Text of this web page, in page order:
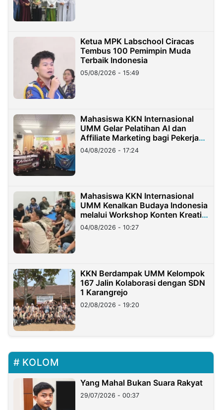
Ketua MPK Labschool Ciracas
Tembus 100 Pemimpin Muda
Terbaik Indonesia
05/08/2026 - 15:49
Mahasiswa KKN Internasional
UMM Gelar Pelatihan AI dan
Affiliate Marketing bagi Pekerja
Migran Indonesia di Taiwan
04/08/2026 - 17:24
Mahasiswa KKN Internasional
UMM Kenalkan Budaya Indonesia
melalui Workshop Konten Kreatif
di Taiwan
04/08/2026 - 10:27
KKN Berdampak UMM Kelompok
167 Jalin Kolaborasi dengan SDN
1 Karangrejo
02/08/2026 - 19:20
KOLOM
Yang Mahal Bukan Suara Rakyat
29/07/2026 - 00:37